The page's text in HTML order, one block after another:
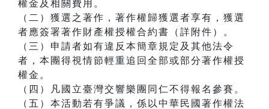
權金及相關費用。
（二）獲選之著作，著作權歸獲選者享有，獲選
者應簽署著作財產權授權合約書（詳附件）。
（三）申請者如有違反本簡章規定及其他法令
者，本團得視情節輕重追回全部或部分著作權授
權金。
（四）凡國立臺灣交響樂團同仁不得報名參賽。
（五）本活動若有爭議，係以中華民國著作權法